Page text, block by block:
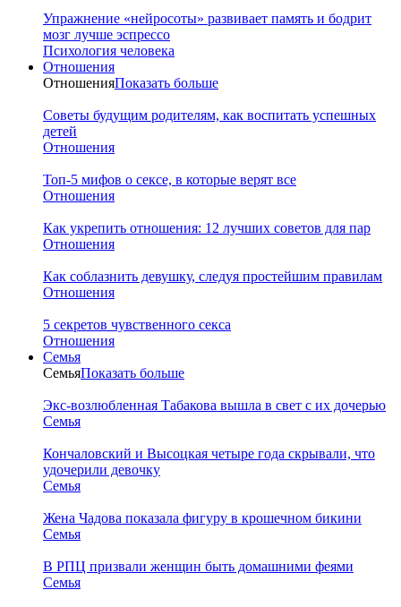
Упражнение «нейросоты» развивает память и бодрит
мозг лучше эспрессо
Психология человека
Отношения
ОтношенияПоказать больше
Советы будущим родителям, как воспитать успешных
детей
Отношения
Топ-5 мифов о сексе, в которые верят все
Отношения
Как укрепить отношения: 12 лучших советов для пар
Отношения
Как соблазнить девушку, следуя простейшим правилам
Отношения
5 секретов чувственного секса
Отношения
Семья
СемьяПоказать больше
Экс-возлюбленная Табакова вышла в свет с их дочерью
Семья
Кончаловский и Высоцкая четыре года скрывали, что
удочерили девочку
Семья
Жена Чадова показала фигуру в крошечном бикини
Семья
В РПЦ призвали женщин быть домашними феями
Семья